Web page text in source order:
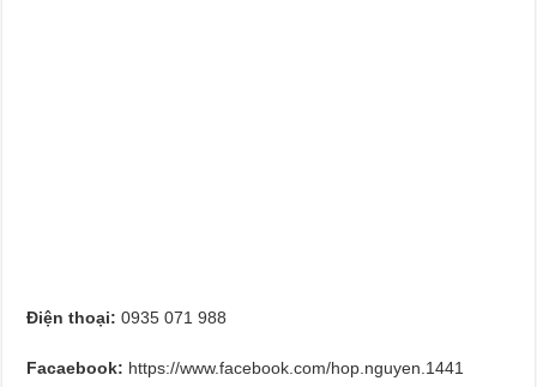
Điện thoại:0935 071 988
Facaebook: https://www.facebook.com/hop.nguyen.1441